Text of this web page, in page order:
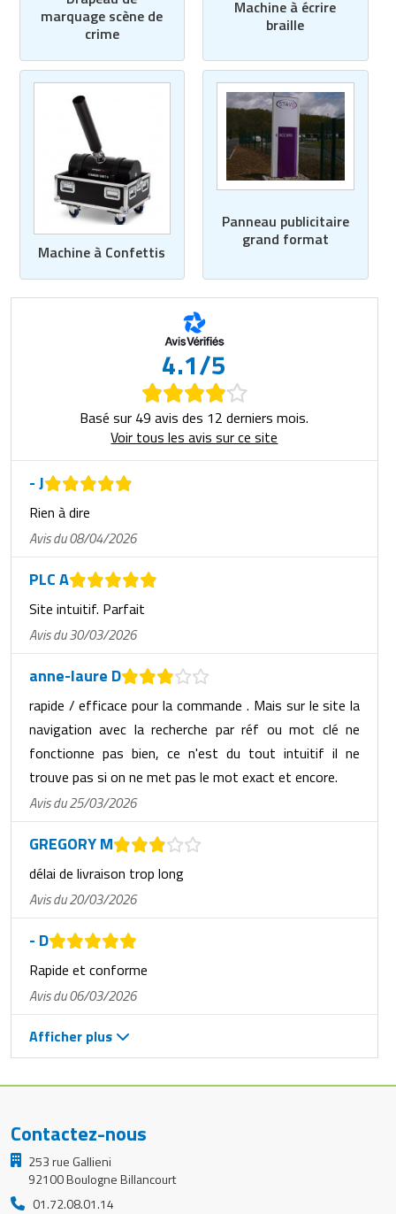
marquage scène de
crime
Machine à écrire
braille
Machine à Confettis
Panneau publicitaire
grand format
4.1/5
Basé sur 49 avis des 12 derniers mois.
Voir tous les avis sur ce site
- J
Rien à dire
Avis du 08/04/2026
PLC A
Site intuitif. Parfait
Avis du 30/03/2026
anne-laure D
rapide / efficace pour la commande . Mais sur le site la
navigation avec la recherche par réf ou mot clé ne
fonctionne pas bien, ce n'est du tout intuitif il ne
trouve pas si on ne met pas le mot exact et encore.
Avis du 25/03/2026
GREGORY M
délai de livraison trop long
Avis du 20/03/2026
- D
Rapide et conforme
Avis du 06/03/2026
Afficher plus
Contactez-nous
253 rue Gallieni
92100 Boulogne Billancourt
01.72.08.01.14